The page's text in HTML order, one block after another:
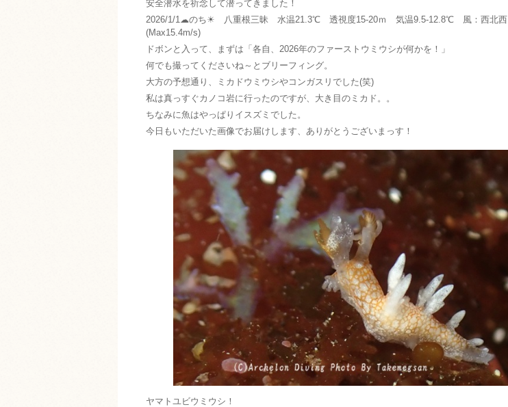
安全潜水を祈念して潜ってきました！
2026/1/1☁のち☀ 八重根三昧 水温21.3℃ 透視度15-20ｍ 気温9.5-12.8℃ 風：西北西
(Max15.4m/s)
ドボンと入って、まずは「各自、2026年のファーストウミウシが何かを！」
何でも撮ってくださいね～とブリーフィング。
大方の予想通り、ミカドウミウシやコンガスリでした(笑)
私は真っすぐカノコ岩に行ったのですが、大き目のミカド。。
ちなみに魚はやっぱりイスズミでした。
今日もいただいた画像でお届けします、ありがとうございまっす！
ヤマトユビウミウシ！